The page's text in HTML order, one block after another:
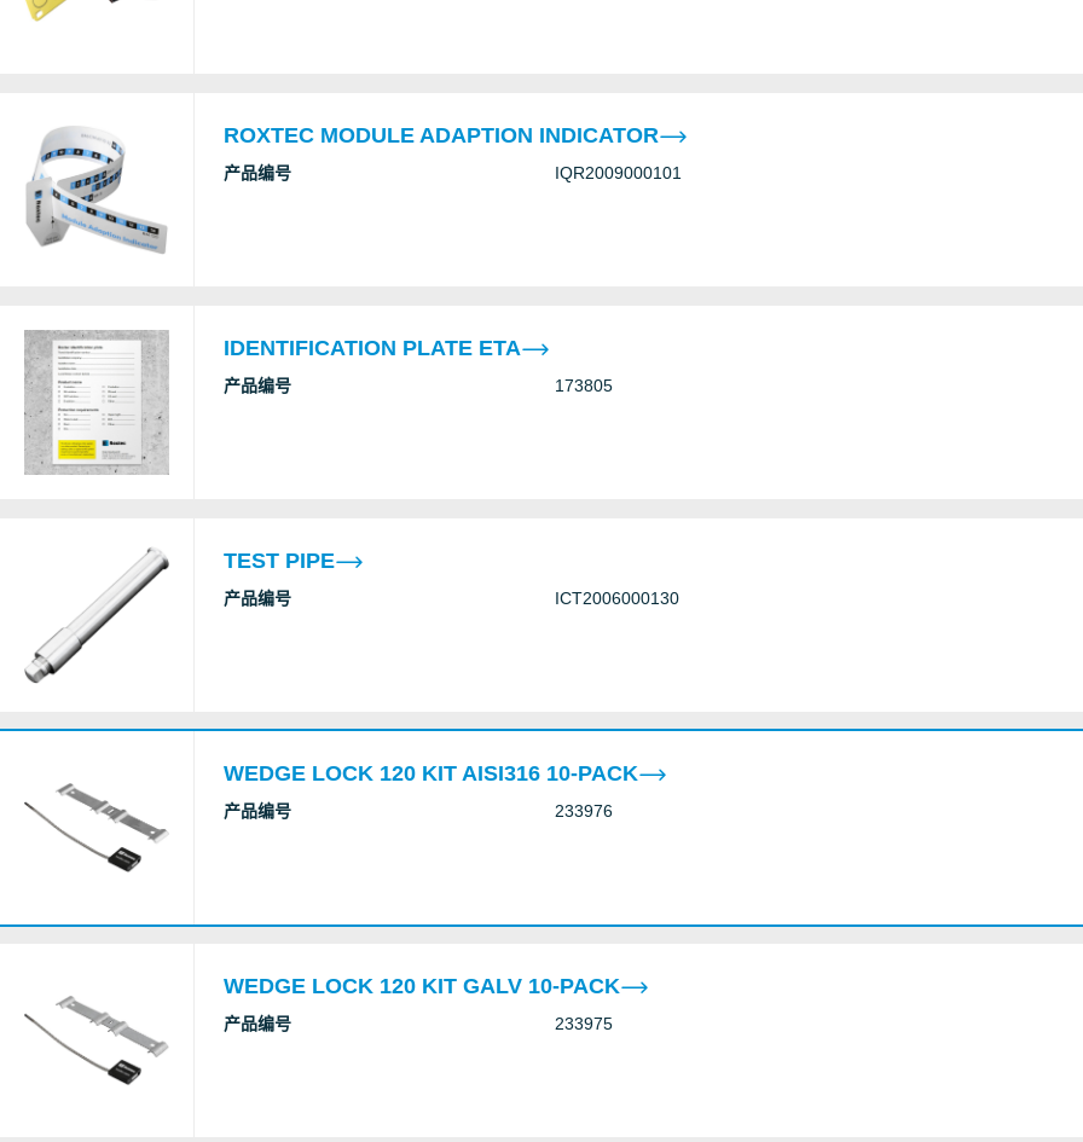
ROXTEC MODULE ADAPTION INDICATOR
产品编号 IQR2009000101
IDENTIFICATION PLATE ETA
产品编号 173805
TEST PIPE
产品编号 ICT2006000130
WEDGE LOCK 120 KIT AISI316 10-PACK
产品编号 233976
WEDGE LOCK 120 KIT GALV 10-PACK
产品编号 233975